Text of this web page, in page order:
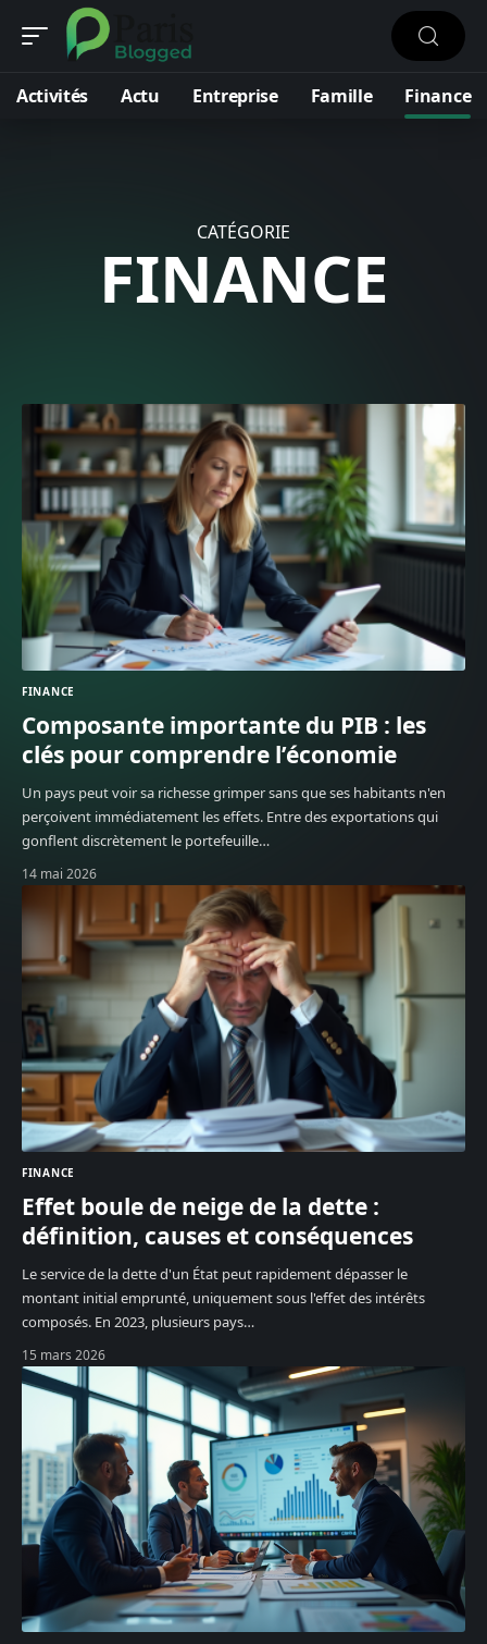
Activités Actu Entreprise Famille Finance
CATÉGORIE
FINANCE
FINANCE
Composante importante du PIB : les
clés pour comprendre l’économie
Un pays peut voir sa richesse grimper sans que ses habitants n'en
perçoivent immédiatement les effets. Entre des exportations qui
gonflent discrètement le portefeuille…
14 mai 2026
FINANCE
Effet boule de neige de la dette :
définition, causes et conséquences
Le service de la dette d'un État peut rapidement dépasser le
montant initial emprunté, uniquement sous l'effet des intérêts
composés. En 2023, plusieurs pays…
15 mars 2026